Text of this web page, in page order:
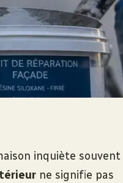
inquiète souvent
ne signifie pas